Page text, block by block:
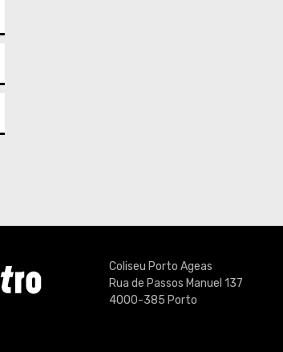
Coliseu Porto Ageas
Rua de Passos Manuel 137
4000-385 Porto